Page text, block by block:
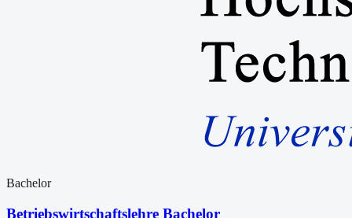
Bachelor
Betriebswirtschaftslehre Bachelor